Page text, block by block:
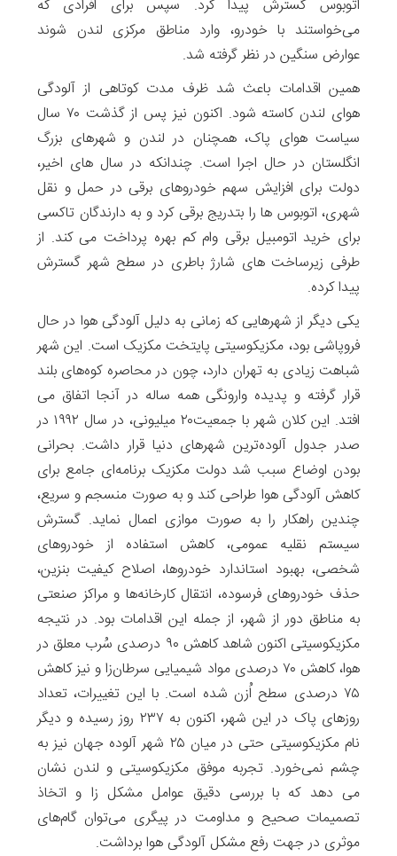
اتوبوس گسترش پیدا کرد. سپس برای افرادی که
می‌خواستند با خودرو، وارد مناطق مرکزی لندن شوند
عوارض سنگین در نظر گرفته شد.
همین اقدامات باعث شد ظرف مدت کوتاهی از آلودگی
هوای لندن کاسته شود. اکنون نیز پس از گذشت ۷۰ سال
سیاست هوای پاک، همچنان در لندن و شهرهای بزرگ
انگلستان در حال اجرا است. چندانکه در سال های اخیر،
دولت برای افزایش سهم خودروهای برقی در حمل و نقل
شهری، اتوبوس ها را بتدریج برقی کرد و به دارندگان تاکسی
برای خرید اتومبیل برقی وام کم بهره پرداخت می کند. از
طرفی زیرساخت های شارژ باطری در سطح شهر گسترش
پیدا کرده.
یکی دیگر از شهرهایی که زمانی به دلیل آلودگی هوا در حال
فروپاشی بود، مکزیکوسیتی پایتخت مکزیک است. این شهر
شباهت‌ زیادی به تهران دارد، چون در محاصره کوه‌های بلند
قرار گرفته و پدیده وارونگی همه ساله در آنجا اتفاق می
افتد. این کلان شهر با جمعیت۲۰ میلیونی، در سال ۱۹۹۲ در
صدر جدول آلوده‌ترین شهرهای دنیا قرار داشت. بحرانی
بودن اوضاع سبب شد دولت مکزیک برنامه‌ای جامع برای
کاهش آلودگی هوا طراحی کند و به صورت منسجم و سریع،
چندین راهکار را به صورت موازی اعمال نماید. گسترش
سیستم نقلیه عمومی، کاهش استفاده از خودروهای
شخصی، بهبود استاندارد خودروها، اصلاح کیفیت بنزین،
حذف خودروهای فرسوده، انتقال کارخانه‌ها و مراکز صنعتی
به مناطق دور از شهر، از جمله این اقدامات بود. در نتیجه
مکزیکوسیتی اکنون شاهد کاهش ۹۰ درصدی سُرب معلق در
هوا، کاهش ۷۰ درصدی مواد شیمیایی سرطان‌زا و نیز کاهش
۷۵ درصدی سطح اُزن شده است. با این تغییرات، تعداد
روزهای پاک در این شهر، اکنون به ۲۳۷ روز رسیده و دیگر
نام مکزیکوسیتی حتی در میان ۲۵ شهر آلوده جهان نیز به
چشم نمی‌خورد. تجربه موفق مکزیکوسیتی و لندن نشان
می دهد که با بررسی دقیق عوامل مشکل زا و اتخاذ
تصمیمات صحیح و مداومت در پیگری می‌توان گام‌های
موثری در جهت رفع مشکل آلودگی هوا برداشت.